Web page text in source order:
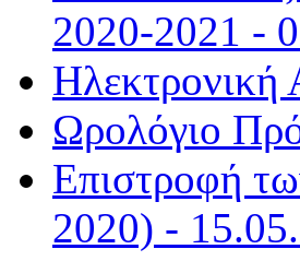
2020-2021 -
Ωρολόγιο
Επιστροφή
2020) -